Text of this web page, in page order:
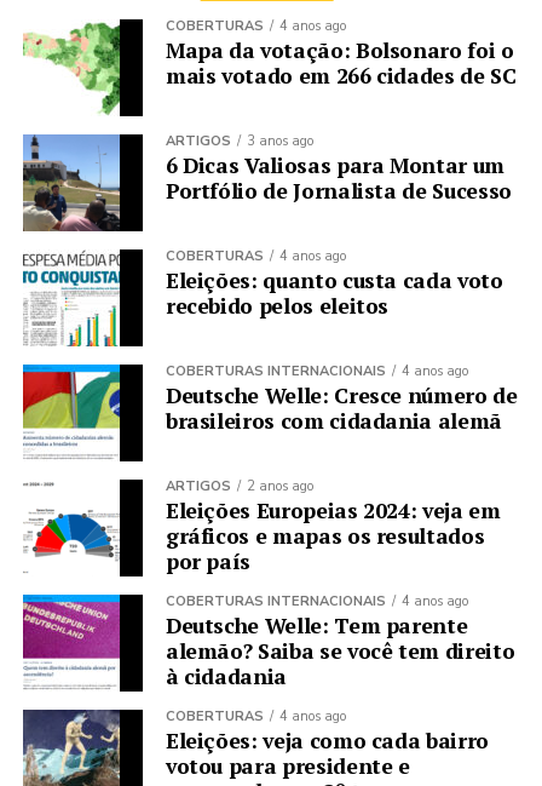
COBERTURAS 4 anos ago
Mapa da votação: Bolsonaro foi o
mais votado em 266 cidades de SC
ARTIGOS 3 anos ago
6 Dicas Valiosas para Montar um
Portfólio de Jornalista de Sucesso
COBERTURAS 4 anos ago
Eleições: quanto custa cada voto
recebido pelos eleitos
COBERTURAS INTERNACIONAIS 4 anos ago
Deutsche Welle: Cresce número de
brasileiros com cidadania alemã
ARTIGOS 2 anos ago
Eleições Europeias 2024: veja em
gráficos e mapas os resultados
por país
COBERTURAS INTERNACIONAIS 4 anos ago
Deutsche Welle: Tem parente
alemão? Saiba se você tem direito
à cidadania
COBERTURAS 4 anos ago
Eleições: veja como cada bairro
votou para presidente e